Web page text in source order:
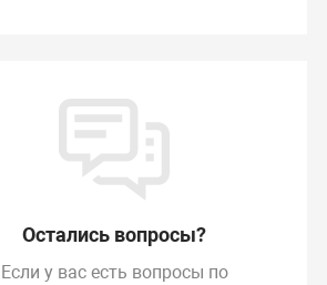
Остались вопросы?
Если у вас есть вопросы по